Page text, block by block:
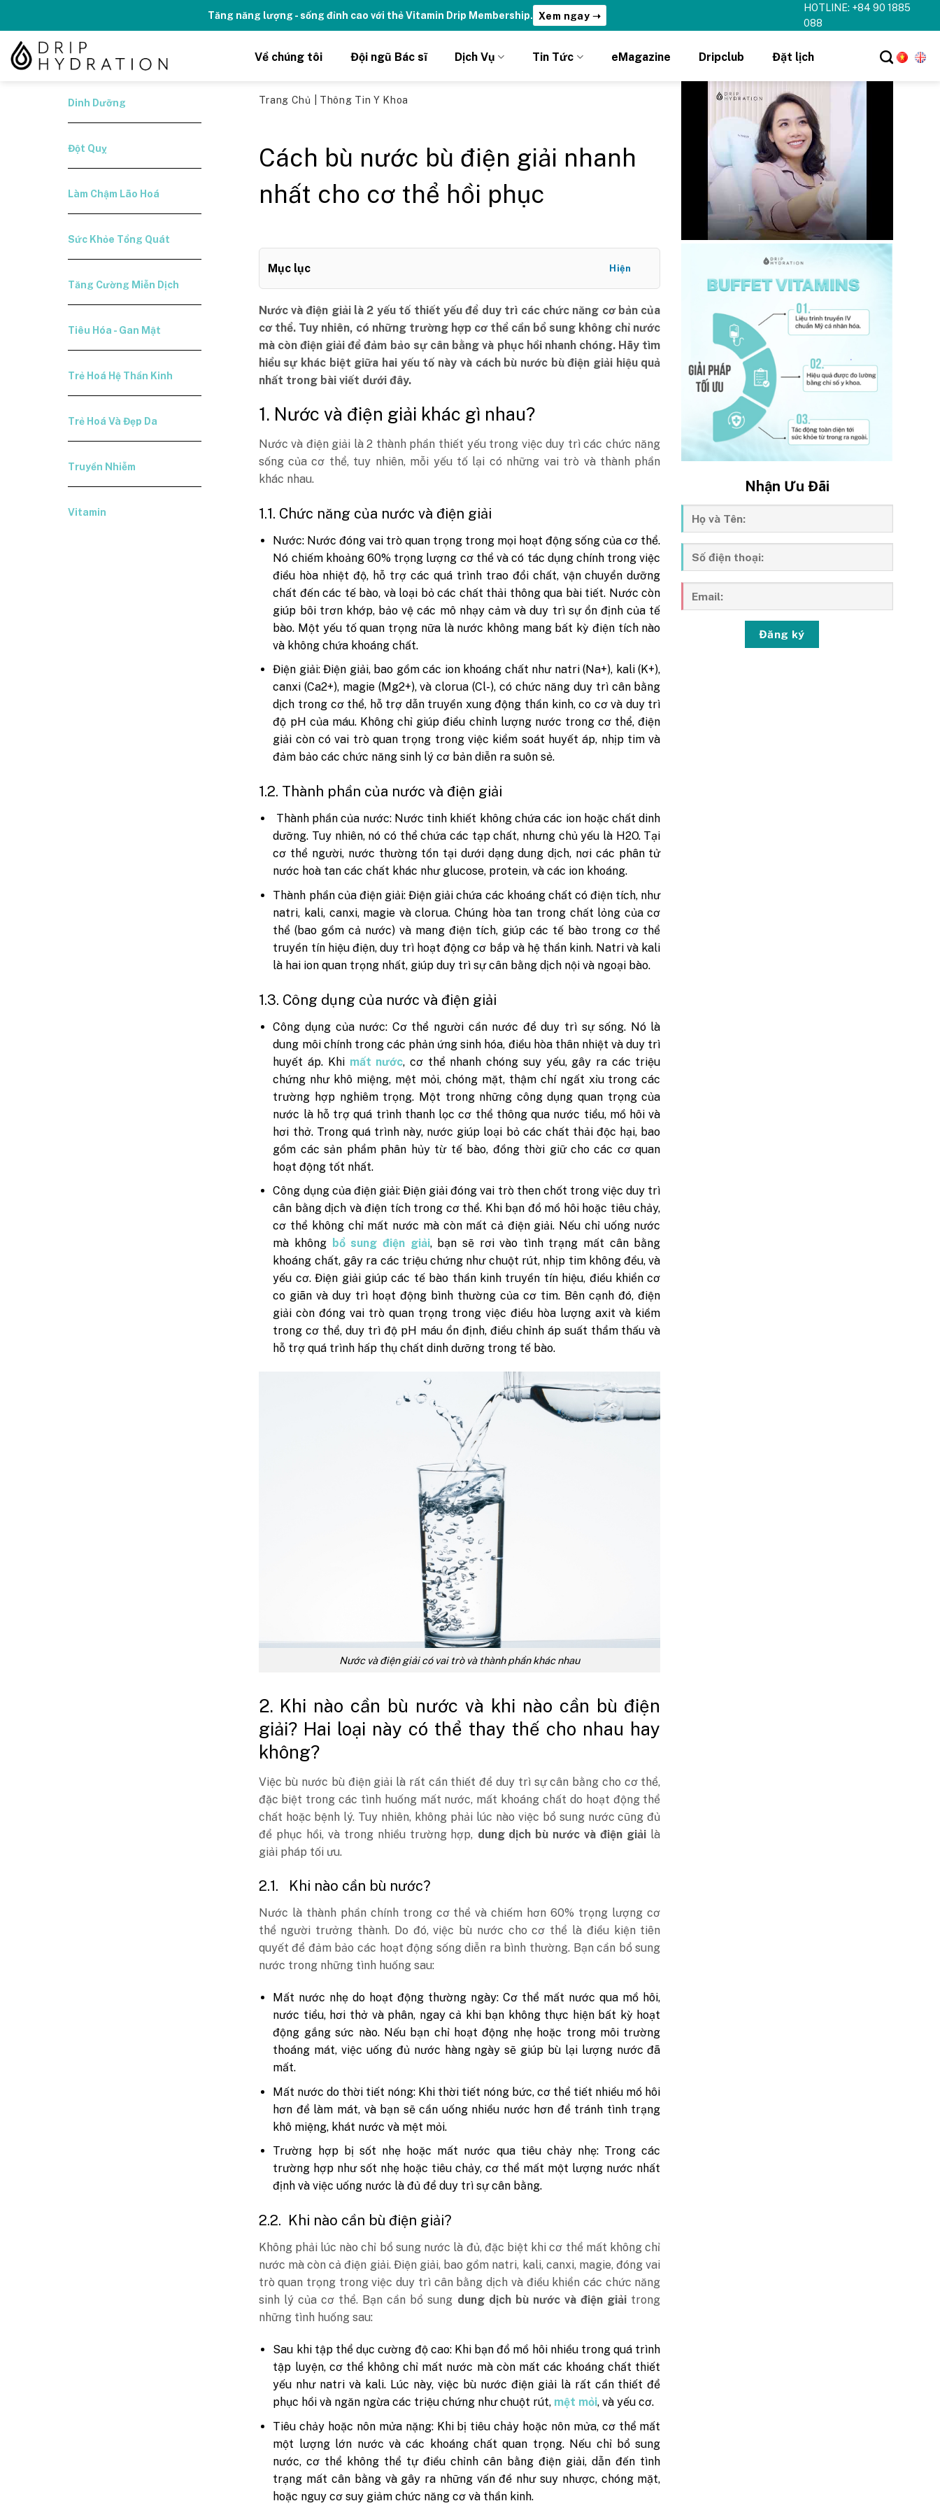
content
Kỉ niệm 10 năm Thương hiệu Drip Hydrations | Nhận ưu đãi chỉ DÀNH RIÊNG cho Member DripClub!
HOTLINE: +84 90 1885
088
Về chúng tôi Đội ngũ Bác sĩ Dịch Vụ Tin Tức eMagazine Dripclub Đặt lịch
Dinh Dưỡng
Đột Quỵ
Làm Chậm Lão Hoá
Sức Khỏe Tổng Quát
Tăng Cường Miễn Dịch
Tiêu Hóa - Gan Mật
Trẻ Hoá Hệ Thần Kinh
Trẻ Hoá Và Đẹp Da
Truyền Nhiễm
Vitamin
Trang Chủ Thông Tin Y Khoa
Cách bù nước bù điện giải nhanh
nhất cho cơ thể hồi phục
Mục lục Hiện
Nước và điện giải là 2 yếu tố thiết yếu để duy trì các chức năng cơ bản của
cơ thể. Tuy nhiên, có những trường hợp cơ thể cần bổ sung không chỉ nước
mà còn điện giải để đảm bảo sự cân bằng và phục hồi nhanh chóng. Hãy tìm
hiểu sự khác biệt giữa hai yếu tố này và cách bù nước bù điện giải hiệu quả
nhất trong bài viết dưới đây.
1. Nước và điện giải khác gì nhau?
Nước và điện giải là 2 thành phần thiết yếu trong việc duy trì các chức năng
sống của cơ thể, tuy nhiên, mỗi yếu tố lại có những vai trò và thành phần
khác nhau.
1.1. Chức năng của nước và điện giải
Nước: Nước đóng vai trò quan trọng trong mọi hoạt động sống của cơ thể.
Nó chiếm khoảng 60% trọng lượng cơ thể và có tác dụng chính trong việc
điều hòa nhiệt độ, hỗ trợ các quá trình trao đổi chất, vận chuyển dưỡng
chất đến các tế bào, và loại bỏ các chất thải thông qua bài tiết. Nước còn
giúp bôi trơn khớp, bảo vệ các mô nhạy cảm và duy trì sự ổn định của tế
bào. Một yếu tố quan trọng nữa là nước không mang bất kỳ điện tích nào
và không chứa khoáng chất.
Điện giải: Điện giải, bao gồm các ion khoáng chất như natri (Na+), kali (K+),
canxi (Ca2+), magie (Mg2+), và clorua (Cl-), có chức năng duy trì cân bằng
dịch trong cơ thể, hỗ trợ dẫn truyền xung động thần kinh, co cơ và duy trì
độ pH của máu. Không chỉ giúp điều chỉnh lượng nước trong cơ thể, điện
giải còn có vai trò quan trọng trong việc kiểm soát huyết áp, nhịp tim và
đảm bảo các chức năng sinh lý cơ bản diễn ra suôn sẻ.
1.2. Thành phần của nước và điện giải
Thành phần của nước: Nước tinh khiết không chứa các ion hoặc chất dinh
dưỡng. Tuy nhiên, nó có thể chứa các tạp chất, nhưng chủ yếu là H2O. Tại
cơ thể người, nước thường tồn tại dưới dạng dung dịch, nơi các phân tử
nước hoà tan các chất khác như glucose, protein, và các ion khoáng.
Thành phần của điện giải: Điện giải chứa các khoáng chất có điện tích, như
natri, kali, canxi, magie và clorua. Chúng hòa tan trong chất lỏng của cơ
thể (bao gồm cả nước) và mang điện tích, giúp các tế bào trong cơ thể
truyền tín hiệu điện, duy trì hoạt động cơ bắp và hệ thần kinh. Natri và kali
là hai ion quan trọng nhất, giúp duy trì sự cân bằng dịch nội và ngoại bào.
1.3. Công dụng của nước và điện giải
Công dụng của nước: Cơ thể người cần nước để duy trì sự sống. Nó là
dung môi chính trong các phản ứng sinh hóa, điều hòa thân nhiệt và duy trì
huyết áp. Khi mất nước, cơ thể nhanh chóng suy yếu, gây ra các triệu
chứng như khô miệng, mệt mỏi, chóng mặt, thậm chí ngất xỉu trong các
trường hợp nghiêm trọng. Một trong những công dụng quan trọng của
nước là hỗ trợ quá trình thanh lọc cơ thể thông qua nước tiểu, mồ hôi và
hơi thở. Trong quá trình này, nước giúp loại bỏ các chất thải độc hại, bao
gồm các sản phẩm phân hủy từ tế bào, đồng thời giữ cho các cơ quan
hoạt động tốt nhất.
Công dụng của điện giải: Điện giải đóng vai trò then chốt trong việc duy trì
cân bằng dịch và điện tích trong cơ thể. Khi bạn đổ mồ hôi hoặc tiêu chảy,
cơ thể không chỉ mất nước mà còn mất cả điện giải. Nếu chỉ uống nước
mà không bổ sung điện giải, bạn sẽ rơi vào tình trạng mất cân bằng
khoáng chất, gây ra các triệu chứng như chuột rút, nhịp tim không đều, và
yếu cơ. Điện giải giúp các tế bào thần kinh truyền tín hiệu, điều khiển cơ
co giãn và duy trì hoạt động bình thường của cơ tim. Bên cạnh đó, điện
giải còn đóng vai trò quan trọng trong việc điều hòa lượng axit và kiềm
trong cơ thể, duy trì độ pH máu ổn định, điều chỉnh áp suất thẩm thấu và
hỗ trợ quá trình hấp thụ chất dinh dưỡng trong tế bào.
Nước và điện giải có vai trò và thành phần khác nhau
2. Khi nào cần bù nước và khi nào cần bù điện
giải? Hai loại này có thể thay thế cho nhau hay
không?
Việc bù nước bù điện giải là rất cần thiết để duy trì sự cân bằng cho cơ thể,
đặc biệt trong các tình huống mất nước, mất khoáng chất do hoạt động thể
chất hoặc bệnh lý. Tuy nhiên, không phải lúc nào việc bổ sung nước cũng đủ
để phục hồi, và trong nhiều trường hợp, dung dịch bù nước và điện giải là
giải pháp tối ưu.
2.1. Khi nào cần bù nước?
Nước là thành phần chính trong cơ thể và chiếm hơn 60% trọng lượng cơ
thể người trưởng thành. Do đó, việc bù nước cho cơ thể là điều kiện tiên
quyết để đảm bảo các hoạt động sống diễn ra bình thường. Bạn cần bổ sung
nước trong những tình huống sau:
Mất nước nhẹ do hoạt động thường ngày: Cơ thể mất nước qua mồ hôi,
nước tiểu, hơi thở và phân, ngay cả khi bạn không thực hiện bất kỳ hoạt
động gắng sức nào. Nếu bạn chỉ hoạt động nhẹ hoặc trong môi trường
thoáng mát, việc uống đủ nước hàng ngày sẽ giúp bù lại lượng nước đã
mất.
Mất nước do thời tiết nóng: Khi thời tiết nóng bức, cơ thể tiết nhiều mồ hôi
hơn để làm mát, và bạn sẽ cần uống nhiều nước hơn để tránh tình trạng
khô miệng, khát nước và mệt mỏi.
Trường hợp bị sốt nhẹ hoặc mất nước qua tiêu chảy nhẹ: Trong các
trường hợp như sốt nhẹ hoặc tiêu chảy, cơ thể mất một lượng nước nhất
định và việc uống nước là đủ để duy trì sự cân bằng.
2.2. Khi nào cần bù điện giải?
Không phải lúc nào chỉ bổ sung nước là đủ, đặc biệt khi cơ thể mất không chỉ
nước mà còn cả điện giải. Điện giải, bao gồm natri, kali, canxi, magie, đóng vai
trò quan trọng trong việc duy trì cân bằng dịch và điều khiển các chức năng
sinh lý của cơ thể. Bạn cần bổ sung dung dịch bù nước và điện giải trong
những tình huống sau:
Sau khi tập thể dục cường độ cao: Khi bạn đổ mồ hôi nhiều trong quá trình
tập luyện, cơ thể không chỉ mất nước mà còn mất các khoáng chất thiết
yếu như natri và kali. Lúc này, việc bù nước điện giải là rất cần thiết để
phục hồi và ngăn ngừa các triệu chứng như chuột rút, mệt mỏi, và yếu cơ.
Tiêu chảy hoặc nôn mửa nặng: Khi bị tiêu chảy hoặc nôn mửa, cơ thể mất
một lượng lớn nước và các khoáng chất quan trọng. Nếu chỉ bổ sung
nước, cơ thể không thể tự điều chỉnh cân bằng điện giải, dẫn đến tình
trạng mất cân bằng và gây ra những vấn đề như suy nhược, chóng mặt,
hoặc nguy cơ suy giảm chức năng cơ và thần kinh.
Nhận Ưu Đãi
Đăng ký